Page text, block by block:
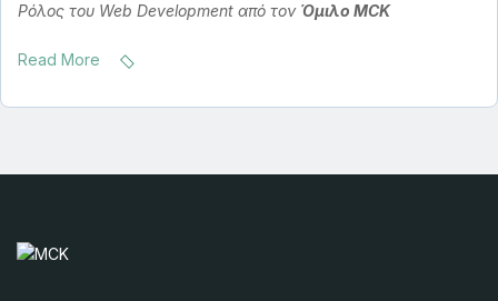
Ρόλος του Web Development από τον Όμιλο MCK
Read More